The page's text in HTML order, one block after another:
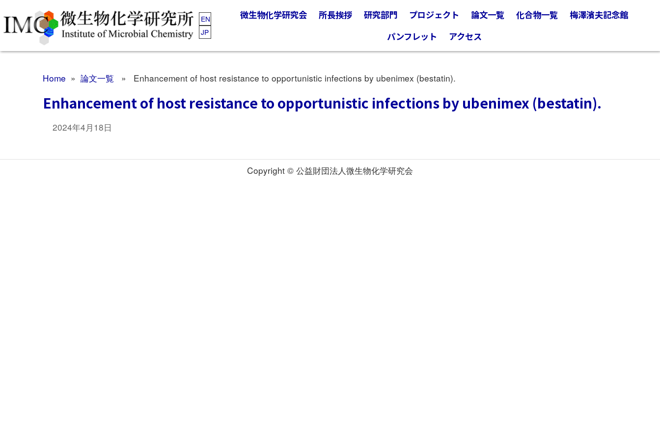
EN
JP
微生物化学研究会 所長挨拶 研究部門 プロジェクト 論文一覧 化合物一覧
梅澤濱夫記念館
パンフレット
アクセス
Home » 論文一覧 » Enhancement of host resistance to opportunistic infections by ubenimex (bestatin).
Enhancement of host resistance to opportunistic infections by ubenimex (bestatin).
2024年4月18日
Copyright © 公益財団法人微生物化学研究会